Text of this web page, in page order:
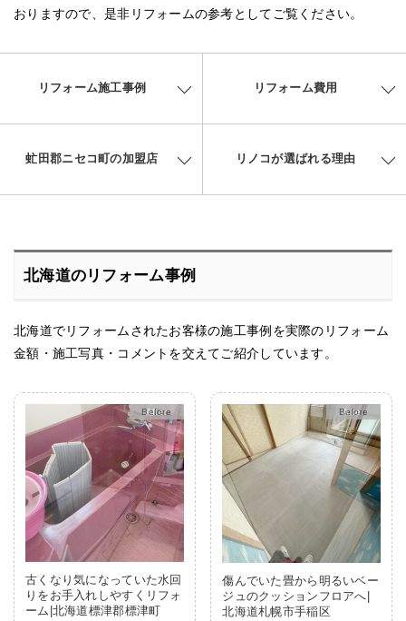
おりますので、是非リフォームの参考としてご覧ください。
リフォーム施工事例 リフォーム費用
虻田郡ニセコ町の加盟店 リノコが選ばれる理由
北海道のリフォーム事例
北海道でリフォームされたお客様の施工事例を実際のリフォーム
金額・施工写真・コメントを交えてご紹介しています。
After
古くなり気になっていた水回
りをお手入れしやすくリフォ
ーム|北海道標津郡標津町
After
傷んでいた畳から明るいベー
ジュのクッションフロアへ|
北海道札幌市手稲区